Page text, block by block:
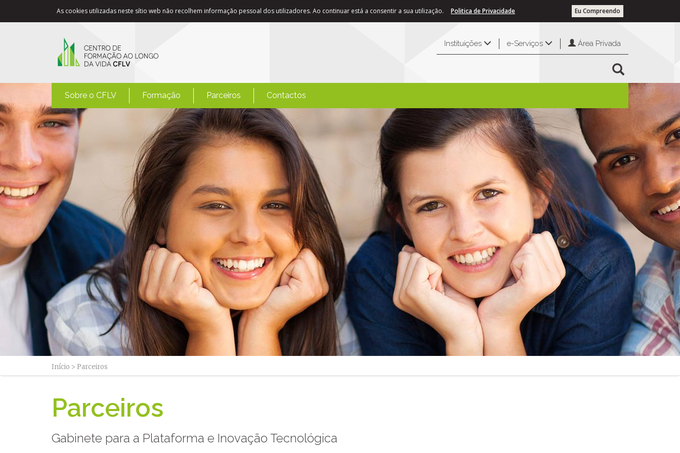
As cookies utilizadas neste sítio web não recolhem informação pessoal dos utilizadores. Ao continuar está a consentir a sua utilização. Eu Compreendo
Politica de Privacidade
Instituições e-Serviços Área Privada
Sobre o CFLV Formação Parceiros Contactos
Início > Parceiros
Parceiros
Gabinete para a Plataforma e Inovação Tecnológica​